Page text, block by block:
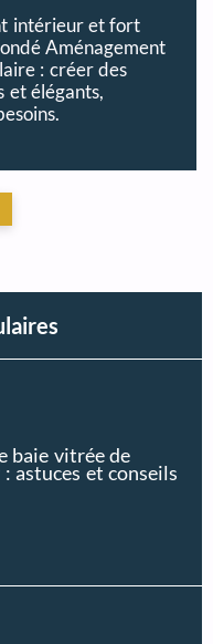
intérieur et fort
Aménagement
: créer des
et élégants,
baie vitrée de
: astuces et conseils